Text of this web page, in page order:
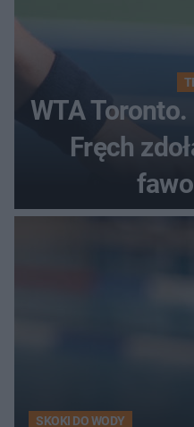
WTA
Fręch
SKOKI DO WODY